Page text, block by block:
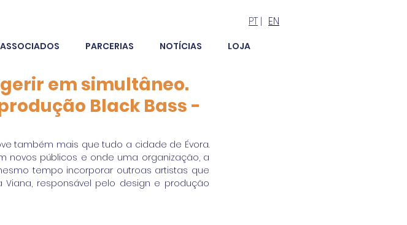
PT | EN
ASSOCIADOS PARCERIAS NOTÍCIAS LOJA
em simultâneo.
Black Bass -
também mais que tudo a cidade de Évora.
novos públicos e onde uma organização, a
tempo incorporar outroas artistas que
responsável pelo design e produção